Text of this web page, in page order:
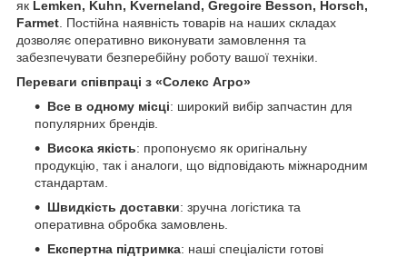
як Lemken, Kuhn, Kverneland, Gregoire Besson, Horsch,
Farmet . Постійна наявність товарів на наших складах
дозволяє оперативно виконувати замовлення та
забезпечувати безперебійну роботу вашої техніки.
Переваги співпраці з «Солекс Агро»
Все в одному місці: широкий вибір запчастин для
популярних брендів.
Висока якість: пропонуємо як оригінальну
продукцію, так і аналоги, що відповідають міжнародним
стандартам.
Швидкість доставки: зручна логістика та
оперативна обробка замовлень.
Експертна підтримка: наші спеціалісти готові